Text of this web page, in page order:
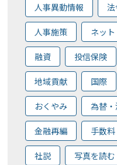
人事異動情報
人事施策 ネッ
融資 投信保険
地域貢献 国際
おくやみ 為替
金融再編 手数料
社説 写真を読む